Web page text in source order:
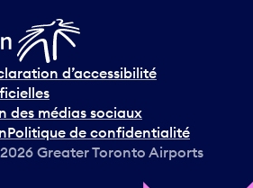
d’accessibilité
des médias sociaux
Politique de confidentialité
2026 Greater Toronto Airports